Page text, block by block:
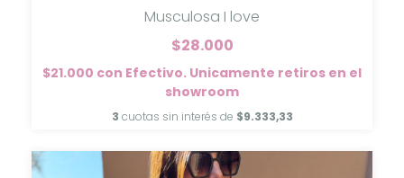
Musculosa I love
$28.000
$21.000 con Efectivo. Unicamente retiros en el
showroom
3 cuotas sin interés de $9.333,33